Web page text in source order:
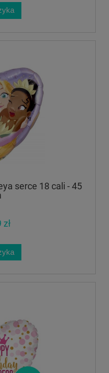
serce 18 cali - 45
zł